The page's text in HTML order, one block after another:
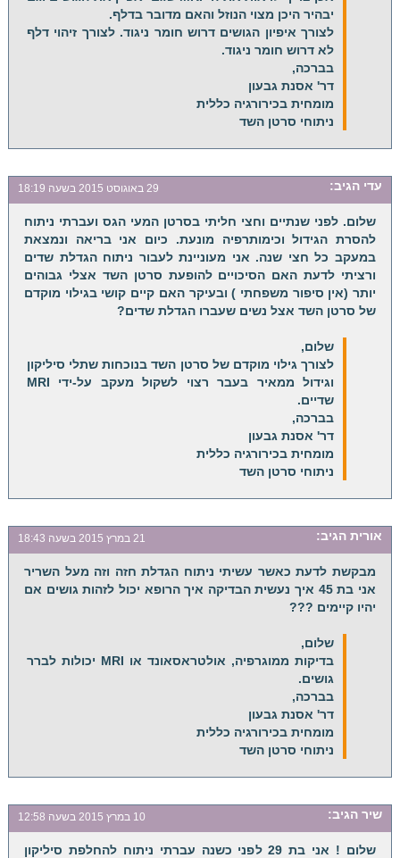
יבהיר היכן מצוי הנוזל והאם מדובר בדלף.
לצורך איפיון הגושים דרוש חומר ניגוד. לצורך זיהוי דלף
לא דרוש חומר ניגוד.
בברכה,
דר' אסנת גבעון
מומחית בכירורגיה כללית
ניתוחי סרטן השד
עדי הגיב: 29 באוגוסט 2015 בשעה 18:19
שלום. לפני שנתיים וחצי חליתי בסרטן המעי הגס ועברתי ניתוח
להסרת הגידול וכימותרפיה מונעת. כיום אני בריאה ונמצאת
במעקב כל חצי שנה. אני מעוניינת לעבור ניתוח הגדלת שדים
ורציתי לדעת האם הסיכויים להופעת סרטן השד אצלי גבוהים
יותר (אין סיפור משפחתי ) ובעיקר האם קיים קושי בגילוי מוקדם
של סרטן השד אצל נשים שעברו הגדלת שדים?
שלום,
לצורך גילוי מוקדם של סרטן השד בנוכחות שתלי סיליקון
וגידול ממאיר בעבר רצוי לשקול מעקב על-ידי MRI
שדיים.
בברכה,
דר' אסנת גבעון
מומחית בכירורגיה כללית
ניתוחי סרטן השד
אורית הגיב: 21 במרץ 2015 בשעה 18:43
מבקשת לדעת כאשר עשיתי ניתוח הגדלת חזה וזה מעל השריר
אני בת 45 איך נעשית הבדיקה איך הרופא יכול לזהות גושים אם
יהיו קיימים ???
שלום,
בדיקות ממוגרפיה, אולטראסאונד או MRI יכולות לברר
גושים.
בברכה,
דר' אסנת גבעון
מומחית בכירורגיה כללית
ניתוחי סרטן השד
שיר הגיב: 10 במרץ 2015 בשעה 12:58
שלום ! אני בת 29 לפני כשנה עברתי ניתוח להחלפת סיליקון